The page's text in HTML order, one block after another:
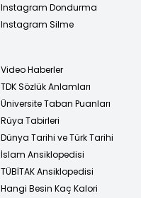
Instagram Dondurma
Instagram Silme
Video Haberler
TDK Sözlük Anlamları
Üniversite Taban Puanları
Rüya Tabirleri
Dünya Tarihi ve Türk Tarihi
İslam Ansiklopedisi
TÜBİTAK Ansiklopedisi
Hangi Besin Kaç Kalori